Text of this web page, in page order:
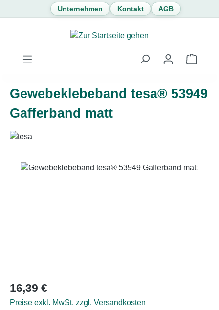
Zum Hauptinhalt springen
Unternehmen Kontakt AGB
Gewebeklebeband tesa® 53949
Gafferband matt
Bildergalerie überspringen
Regulärer Preis:
16,39 €
Preise exkl. MwSt. zzgl. Versandkosten